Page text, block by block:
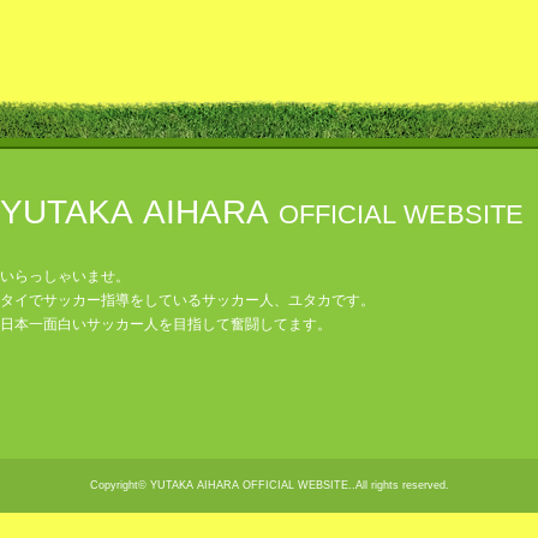
YUTAKA AIHARA OFFICIAL WEBSITE
いらっしゃいませ。
タイでサッカー指導をしているサッカー人、ユタカです。
日本一面白いサッカー人を目指して奮闘してます。
Copyright© YUTAKA AIHARA OFFICIAL WEBSITE..All rights reserved.